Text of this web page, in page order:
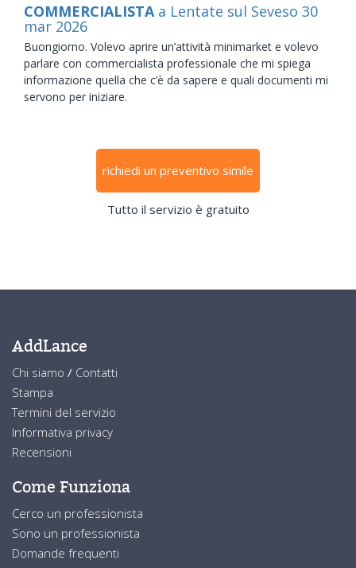
COMMERCIALISTA a Lentate sul Seveso 30
mar 2026
Buongiorno. Volevo aprire un’attività minimarket e volevo
parlare con commercialista professionale che mi spiega
informazione quella che c’è da sapere e quali documenti mi
servono per iniziare.
richiedi un preventivo simile
Tutto il servizio è gratuito
AddLance
Chi siamo / Contatti
Stampa
Termini del servizio
Informativa privacy
Recensioni
Come Funziona
Cerco un professionista
Sono un professionista
Domande frequenti